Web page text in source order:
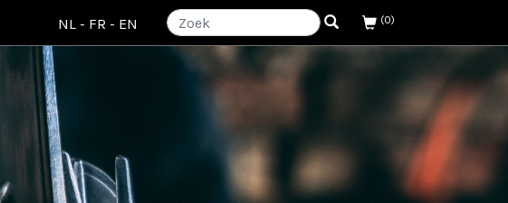
(0)
NL - FR - EN